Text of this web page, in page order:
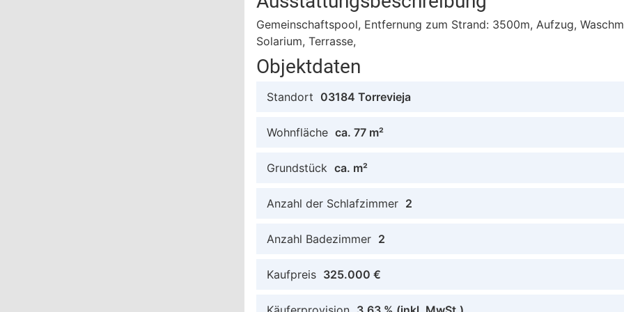
Gemeinschaftspool, Entfernung zum Strand: 3500m, Aufzug,
Solarium, Terrasse,
Objektdaten
Standort 03184 Torrevieja
Wohnfläche ca. 77 m²
Grundstück ca. m²
Anzahl der Schlafzimmer 2
Anzahl Badezimmer 2
Kaufpreis 325.000 €